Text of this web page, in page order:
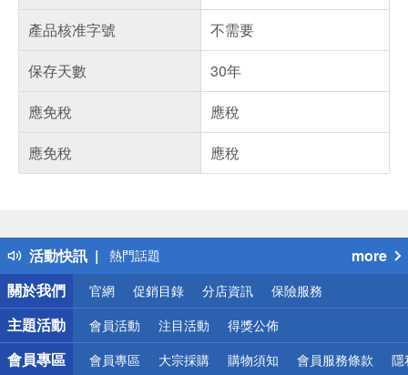
產品核准字號
不需要
保存天數
30年
應免稅
應稅
應免稅
應稅
活動快訊
得獎公告
熱門話題
銀行優惠
偏遠地區配送
詐騙網頁！請小心！
more
關於我們
官網 促銷目錄 分店資訊 保險服務
主題活動 會員活動 注目活動 得獎公佈
會員專區 會員專區 大宗採購 購物須知 會員服務條款 隱